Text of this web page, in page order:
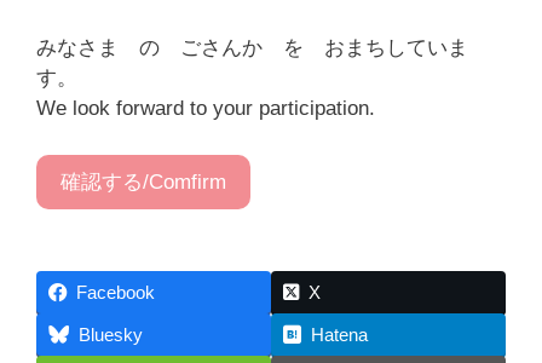
みなさま の ごさんか を おまちしていま
す。
We look forward to your participation.
確認する/Comfirm
Facebook X
Bluesky Hatena